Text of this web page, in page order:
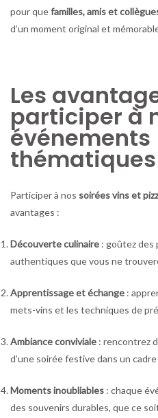
pour quefamilles, amis et
d’un moment original et
Les
participer à
événements
thématiques
Participer à nos soirées vins et
avantages :
Découverte culinaire : goûtez des
authentiques que vous ne
Apprentissage et échange :
mets-vins et les techniques de
Ambiance conviviale : rencontrez
d’une soirée festive dans un
Moments inoubliables : chaque
des souvenirs durables, que ce